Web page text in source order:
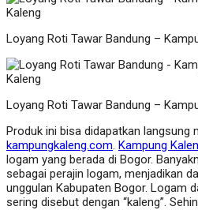
Loyang Roti Tawar Bandung –
Loyang Roti Tawar Bandung –
Produk ini bisa didapatkan langsung
kampungkaleng.com Kampung
logam yang berada di Bogor.
sebagai perajin logam, menjadikan
unggulan Kabupaten Bogor. Logam
sering disebut dengan “kaleng”.